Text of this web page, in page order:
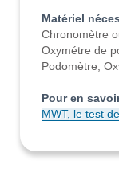
Matériel
Chronomètre
Oxymétre de
Podomètre,
Pour en
MWT, le test